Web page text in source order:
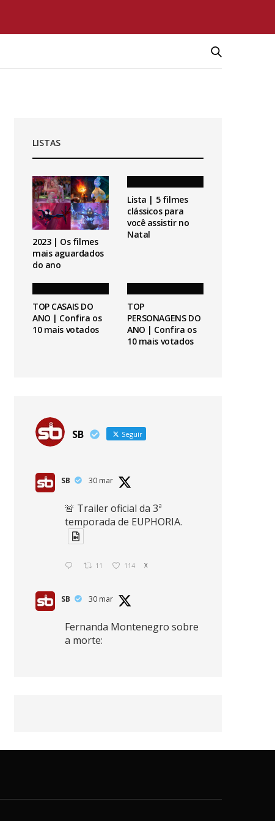
LISTAS
2023 | Os filmes
mais aguardados
do ano
Lista | 5 filmes
clássicos para
você assistir no
Natal
TOP CASAIS DO
ANO | Confira os
10 mais votados
TOP
PERSONAGENS DO
ANO | Confira os
10 mais votados
SB Seguir
SB 30 mar
🚨 Trailer oficial da 3ª
temporada de EUPHORIA.
11 114 X
SB 30 mar
Fernanda Montenegro sobre
a morte:
SB 30 mar